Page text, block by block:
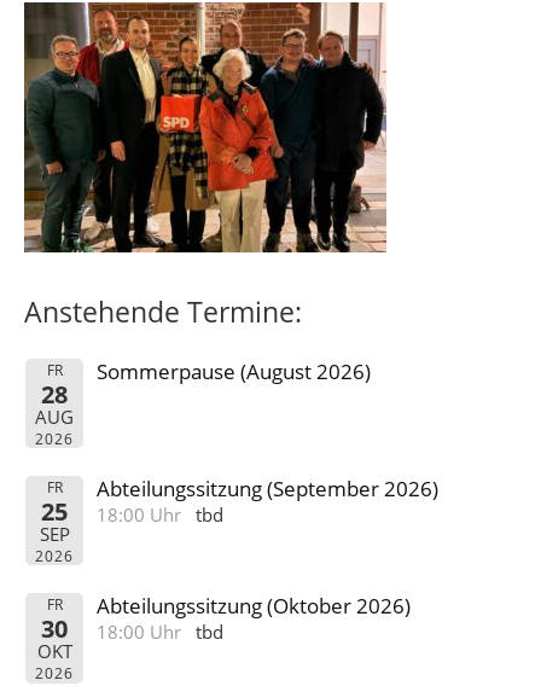
Anstehende Termine:
FR
28
AUG
2026
Sommerpause (August 2026)
FR
25
SEP
2026
Abteilungssitzung (September 2026)
18:00 Uhr tbd
FR
30
OKT
2026
Abteilungssitzung (Oktober 2026)
18:00 Uhr tbd